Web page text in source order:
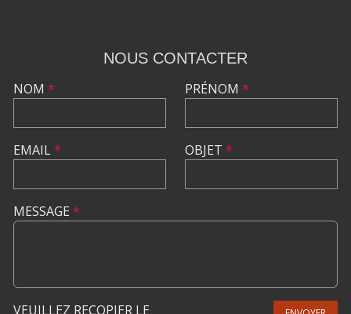
NOUS CONTACTER
NOM *
EMAIL*
PRÉNOM *
OBJET *
MESSAGE *
VEUILLEZ RECOPIER LE